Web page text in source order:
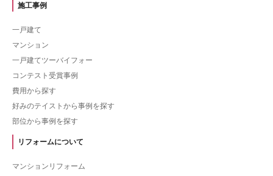
施工事例
一戸建て
マンション
一戸建てツーバイフォー
コンテスト受賞事例
費用から探す
好みのテイストから事例を探す
部位から事例を探す
リフォームについて
マンションリフォーム